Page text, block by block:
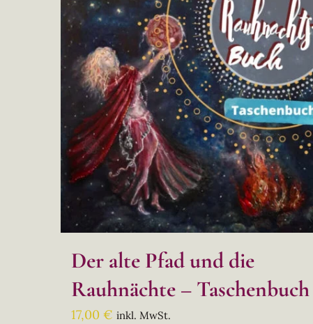
Der alte Pfad und die
Rauhnächte – Taschenbuch
17,00 € inkl. MwSt.